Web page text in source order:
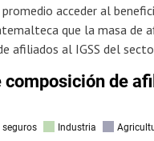
acceder al
que la masa de
afiliados al IGSS del